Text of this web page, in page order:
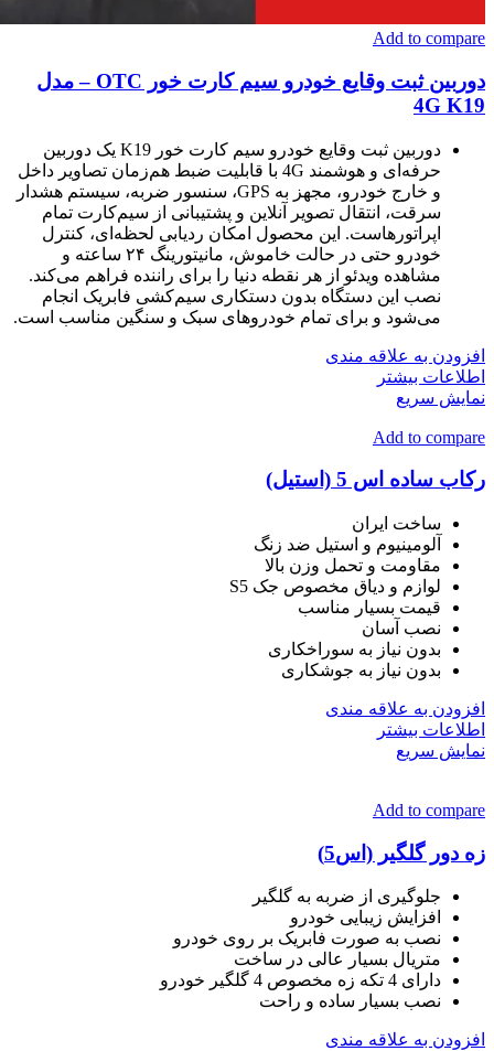
Add to compare
دوربین ثبت وقایع خودرو سیم کارت خور OTC – مدل
4G K19
دوربین ثبت وقایع خودرو سیم کارت خور K19 یک دوربین
حرفه‌ای و هوشمند 4G با قابلیت ضبط هم‌زمان تصاویر داخل
و خارج خودرو، مجهز به GPS، سنسور ضربه، سیستم هشدار
سرقت، انتقال تصویر آنلاین و پشتیبانی از سیم‌کارت تمام
اپراتورهاست. این محصول امکان ردیابی لحظه‌ای، کنترل
خودرو حتی در حالت خاموش، مانیتورینگ ۲۴ ساعته و
مشاهده ویدئو از هر نقطه دنیا را برای راننده فراهم می‌کند.
نصب این دستگاه بدون دستکاری سیم‌کشی فابریک انجام
می‌شود و برای تمام خودروهای سبک و سنگین مناسب است.
افزودن به علاقه مندی
اطلاعات بیشتر
نمایش سریع
Add to compare
رکاب ساده اس 5 (استیل)
ساخت ایران
آلومینیوم و استیل ضد زنگ
مقاومت و تحمل وزن بالا
لوازم و دیاق مخصوص جک S5
قیمت بسیار مناسب
نصب آسان
بدون نیاز به سوراخکاری
بدون نیاز به جوشکاری
افزودن به علاقه مندی
اطلاعات بیشتر
نمایش سریع
Add to compare
زه دور گلگیر (اس5)
جلوگیری از ضربه به گلگیر
افزایش زیبایی خودرو
نصب به صورت فابریک بر روی خودرو
متریال بسیار عالی در ساخت
دارای 4 تکه زه مخصوص 4 گلگیر خودرو
نصب بسیار ساده و راحت
افزودن به علاقه مندی